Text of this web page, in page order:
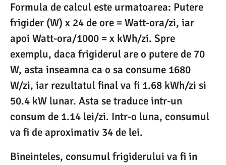
Formula de calcul este urmatoarea: Putere
frigider (W) x 24 de ore = Watt-ora/zi, iar
apoi Watt-ora/1000 = x kWh/zi. Spre
exemplu, daca frigiderul are o putere de 70
W, asta inseamna ca o sa consume 1680
W/zi, iar rezultatul final va fi 1.68 kWh/zi si
50.4 kW lunar. Asta se traduce intr-un
consum de 1.14 lei/zi. Intr-o luna, consumul
va fi de aproximativ 34 de lei.
Bineinteles, consumul frigiderului va fi in